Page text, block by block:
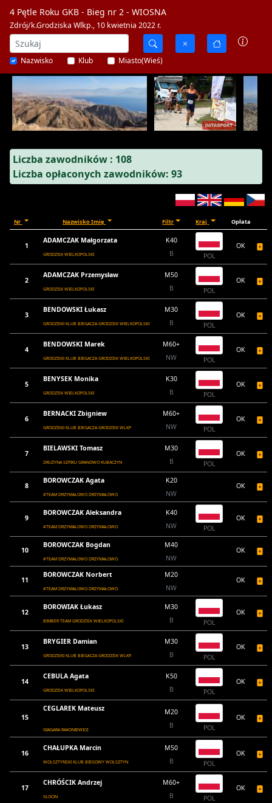
4 Pętle Roku GKB - Bieg nr 2 - WIOSNA
Zdrój/k.Grodziska Wlkp., 10 kwietnia 2022 r.
Nazwisko Klub Miasto(Wieś)
Liczba zawodników : 108
Liczba opłaconych zawodników: 93
Nr Nazwisko Imię Filtr Kraj Opłata
1
ADAMCZAK Małgorzata
GRODZISK WIELKOPOLSKI
K40
B
POL
OK
2
ADAMCZAK Przemysław
GRODZISK WIELKOPOLSKI
M50
B
POL
OK
3
BENDOWSKI Łukasz
GRODZISKI KLUB BIEGACZA GRODZISK WIELKOPOLSKI
M30
B
POL
OK
4
BENDOWSKI Marek
GRODZISKI KLUB BIEGACZA GRODZISK WIELKOPOLSKI
M60+
NW
POL
OK
5
BENYSEK Monika
GRODZISK WIELKOPOLSKI
K30
B
POL
OK
6
BERNACKI Zbigniew
GRODZISKI KLUB BIEGACZA GRODZISK WLKP
M60+
NW
POL
OK
7
BIELAWSKI Tomasz
DRUŻYNA SZPIKU GRANOWO KUBACZYN
M30
B
POL
OK
8
BOROWCZAK Agata
#TEAM DRZYMAŁOWO DRZYMAŁOWO
K20
NW
OK
9
BOROWCZAK Aleksandra
#TEAM DRZYMAŁOWO DRZYMAŁOWO
K40
NW
POL
OK
10
BOROWCZAK Bogdan
#TEAM DRZYMAŁOWO DRZYMAŁOWO
M40
NW
OK
11
BOROWCZAK Norbert
#TEAM DRZYMAŁOWO DRZYMAŁOWO
M20
NW
OK
12
BOROWIAK Łukasz
BIMBER TEAM GRODZISK WIELKOPOLSKI
M30
B
POL
OK
13
BRYGIER Damian
GRODZISKI KLUB BIEGACZA GRODZISK WLKP.
M30
B
POL
OK
14
CEBULA Agata
GRODZISK WIELKOPOLSKI
K50
B
POL
OK
15
CEGLAREK Mateusz
NIAGARA RAKONIEWICE
M20
B
POL
OK
16
CHAŁUPKA Marcin
WOLSZTYŃSKI KLUB BIEGOWY WOLSZTYN
M50
B
POL
OK
17
CHRÓŚCIK Andrzej
SŁOCIN
M60+
B
POL
OK